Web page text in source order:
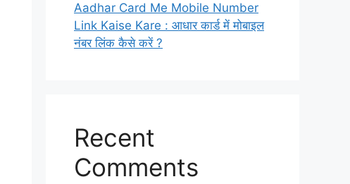
Aadhar Card Me Mobile Number
Link Kaise Kare : आधार कार्ड में मोबाइल
नंबर लिंक कैसे करें ?
Recent
Comments